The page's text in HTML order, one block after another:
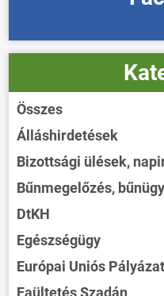
Összes
Álláshirdetések
Bizottsági ülések,
Bűnmegelőzés, bűnügy
DtKH
Egészségügy
Európai Uniós